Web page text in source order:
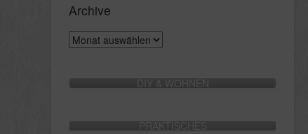
Archive
Archive
DIY & WOHNEN
PRAKTISCHES